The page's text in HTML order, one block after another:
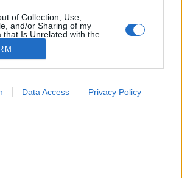
of Collection, Use,
and/or Sharing of my
that Is Unrelated with the
it was collected.
Data Access Privacy Policy